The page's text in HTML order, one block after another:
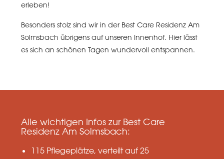
erleben!
Besonders stolz sind wir in der Best Care Residenz Am
Solmsbach übrigens auf unseren Innenhof. Hier lässt
es sich an schönen Tagen wundervoll entspannen.
Alle wichtigen Infos zur Best Care
Residenz Am Solmsbach:
115 Pflegeplätze, verteilt auf 25